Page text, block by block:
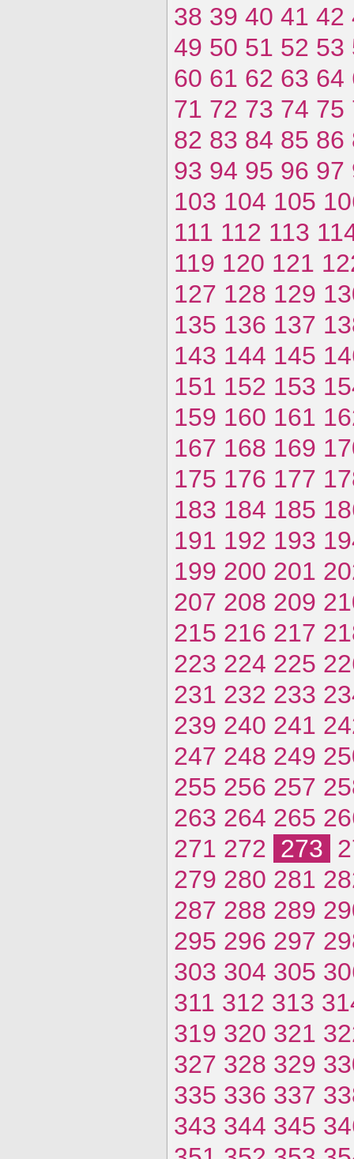
38 39 40 41 42
49 50 51 52 53
60 61 62 63 64
71 72 73 74 75
82 83 84 85 86
93 94 95 96 97
103 104 105
111 112 113
119 120 121
127 128 129
135 136 137
143 144 145
151 152 153
159 160 161
167 168 169
175 176 177
183 184 185
191 192 193
199 200 201
207 208 209
215 216 217
223 224 225
231 232 233
239 240 241
247 248 249
255 256 257
263 264 265
271 272 273
279 280 281
287 288 289
295 296 297
303 304 305
311 312 313
319 320 321
327 328 329
335 336 337
343 344 345